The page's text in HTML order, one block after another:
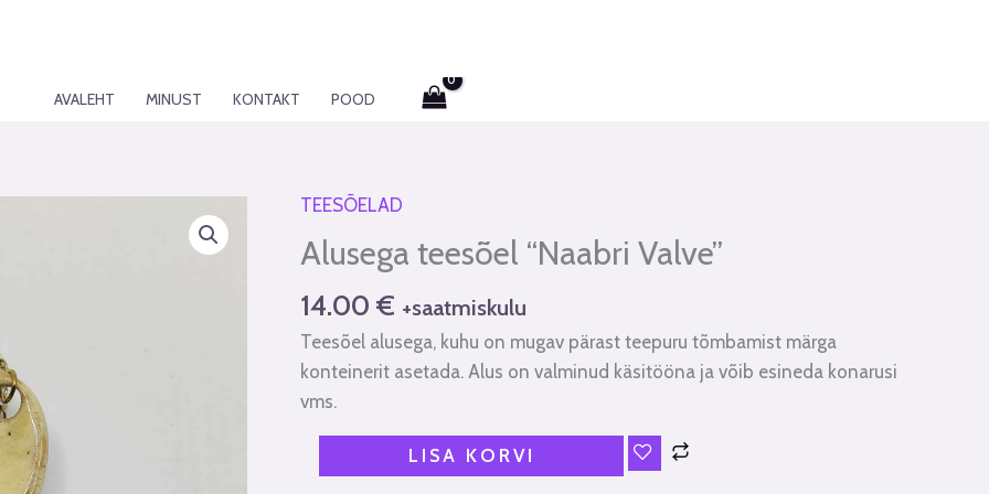
AVALEHT MINUST KONTAKT POOD
TEESÕELAD
Alusega teesõel “Naabri Valve”
14.00 € +saatmiskulu
Teesõel alusega, kuhu on mugav pärast teepuru tõmbamist märga
konteinerit asetada. Alus on valminud käsitööna ja võib esineda konarusi
vms.
Alusega
teesõel
"Naabri
Valve"
LISA KORVI